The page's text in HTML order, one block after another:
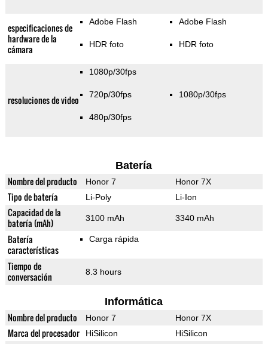
especificaciones de
hardware de la
cámara
Adobe Flash
HDR foto
Adobe Flash
HDR foto
resoluciones de video
1080p/30fps
720p/30fps
480p/30fps
1080p/30fps
Batería
Nombre del producto Honor 7 Honor 7X
Tipo de batería Li-Poly Li-Ion
Capacidad de la
batería (mAh)
3100 mAh 3340 mAh
Batería
características
Carga rápida
Tiempo de
conversación
8.3 hours
Informática
Nombre del producto Honor 7 Honor 7X
Marca del procesador HiSilicon HiSilicon